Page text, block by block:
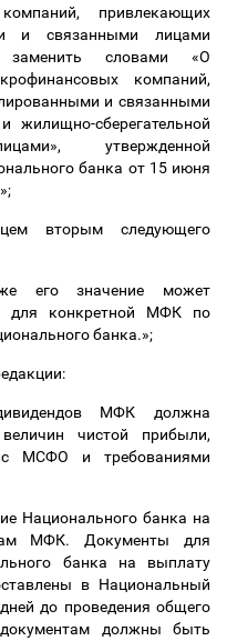
привлекающих
и связанными лицами
заменить словами «О
компаний,
и связанными
жилищно-сберегательной
утвержденной
банка от 15 июня
вторым следующего
его значение может
для конкретной МФК по
банка.»;
МФК должна
чистой прибыли,
с МСФО и требованиями
Национального банка на
МФК. Документы для
банка на выплату
в Национальный
до проведения общего
должны быть